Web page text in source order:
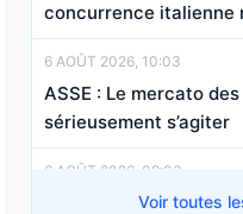
concurrence italienne
6 AOÛT 2026, 10:03
ASSE : Le mercato
sérieusement s’agiter
6 AOÛT 2026, 09:03
ASSE : les 7,85 M€
Voir toutes